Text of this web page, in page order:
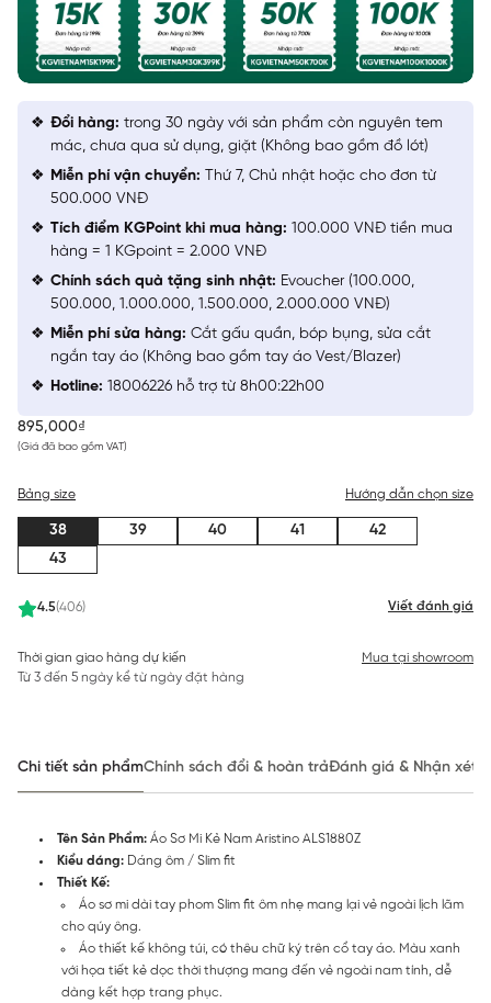
895,000₫
(Giá đã bao gồm VAT)
4.5(406) Viết đánh giá
Bảng size Hướng dẫn chọn size
38 39 40 41
42
43
Thời gian giao hàng dự kiến
Từ 3 đến 5 ngày kể từ ngày đặt hàng
Mua tại showroom
Đổi hàng: trong 30 ngày với sản phẩm còn nguyên tem
mác, chưa qua sử dụng, giặt (Không bao gồm đồ lót)
Miễn phí vận chuyển: Thứ 7, Chủ nhật hoặc cho đơn từ
500.000 VNĐ
Tích điểm KGPoint khi mua hàng: 100.000 VNĐ tiền mua
hàng = 1 KGpoint = 2.000 VNĐ
Chính sách quà tặng sinh nhật: Evoucher (100.000,
500.000, 1.000.000, 1.500.000, 2.000.000 VNĐ)
Miễn phí sửa hàng: Cắt gấu quần, bóp bụng, sửa cắt
ngắn tay áo (Không bao gồm tay áo Vest/Blazer)
Hotline: 18006226 hỗ trợ từ 8h00:22h00
Chi tiết sản phẩmChính sách đổi & hoàn trảĐánh giá & Nhận xét
Tên Sản Phẩm: Áo Sơ Mi Kẻ Nam Aristino ALS1880Z
Kiểu dáng: Dáng ôm / Slim fit
Thiết Kế:
Áo sơ mi dài tay phom Slim fit ôm nhẹ mang lại vẻ ngoài lịch lãm
cho qúy ông.
Áo thiết kế không túi, có thêu chữ ký trên cổ tay áo. Màu xanh
với họa tiết kẻ dọc thời thượng mang đến vẻ ngoài nam tính, dễ
dàng kết hợp trang phục.